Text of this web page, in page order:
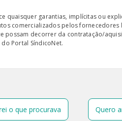
quaisquer garantias, implícitas ou
comercializados pelos
possam decorrer da contratação/
Portal SíndicoNet.
o que procurava Quero